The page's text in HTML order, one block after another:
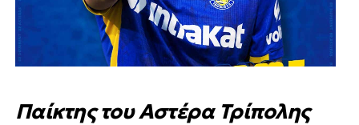
Παίκτης του Αστέρα Τρίπολης